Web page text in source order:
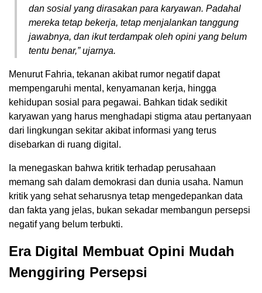
dan sosial yang dirasakan para karyawan. Padahal
mereka tetap bekerja, tetap menjalankan tanggung
jawabnya, dan ikut terdampak oleh opini yang belum
tentu benar,” ujarnya.
Menurut Fahria, tekanan akibat rumor negatif dapat
mempengaruhi mental, kenyamanan kerja, hingga
kehidupan sosial para pegawai. Bahkan tidak sedikit
karyawan yang harus menghadapi stigma atau pertanyaan
dari lingkungan sekitar akibat informasi yang terus
disebarkan di ruang digital.
Ia menegaskan bahwa kritik terhadap perusahaan
memang sah dalam demokrasi dan dunia usaha. Namun
kritik yang sehat seharusnya tetap mengedepankan data
dan fakta yang jelas, bukan sekadar membangun persepsi
negatif yang belum terbukti.
Era Digital Membuat Opini Mudah
Menggiring Persepsi